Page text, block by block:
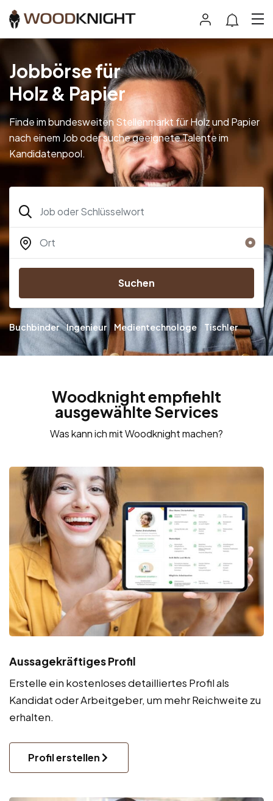
Jobbörse für
Holz & Papier
Finde im bundesweiten Stellenmarkt für Holz und Papier
nach einem Job oder suche geeignete Talente im
Kandidatenpool.
Suchen
Buchbinder Ingenieur Medientechnologe Tischler
Woodknight empfiehlt
ausgewählte Services
Was kann ich mit Woodknight machen?
Aussagekräftiges Profil
Erstelle ein kostenloses detailliertes Profil als
Kandidat oder Arbeitgeber, um mehr Reichweite zu
erhalten.
Profil erstellen